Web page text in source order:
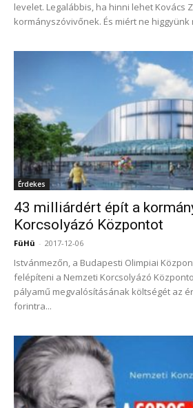
levelet. Legalábbis, ha hinni lehet Kovács
kormányszóvivőnek. És miért ne higgyünk
Érdekes
43 milliárdért épít a
Korcsolyázó Központot
FüHü - 2017-12-06
Istvánmezőn, a Budapesti Olimpiai
felépíteni a Nemzeti Korcsolyázó
pályamű megvalósításának költségét az
forintra...